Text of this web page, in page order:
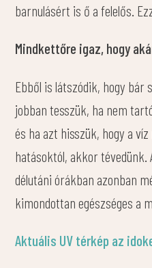
barnulásért is ő a felelős.
Mindkettőre igaz, hogy
Ebből is látszódik, hogy bár
jobban tesszük, ha nem
és ha azt hisszük, hogy a
hatásoktól, akkor tévedünk.
délutáni órákban azonban
kimondottan egészséges a
Aktuális UV térkép az